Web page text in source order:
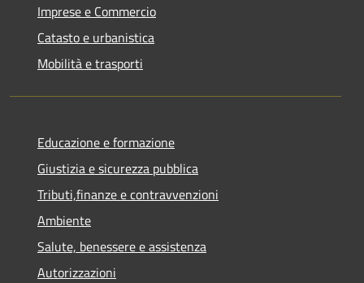
Imprese e Commercio
Catasto e urbanistica
Mobilità e trasporti
Educazione e formazione
Giustizia e sicurezza pubblica
Tributi,finanze e contravvenzioni
Ambiente
Salute, benessere e assistenza
Autorizzazioni